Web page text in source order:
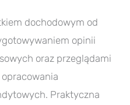
dochodowym od
opinii
oraz przeglądami
Praktyczna